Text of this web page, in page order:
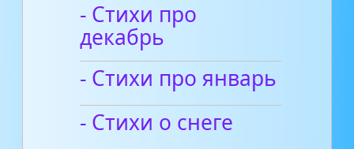
- Стихи про
декабрь
- Стихи про январь
- Стихи о снеге